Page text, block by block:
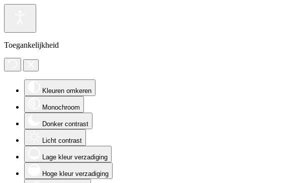
Toegankelijkheid
Kleuren omkeren
Monochroom
Donker contrast
Licht contrast
Lage kleur verzadiging
Hoge kleur verzadiging